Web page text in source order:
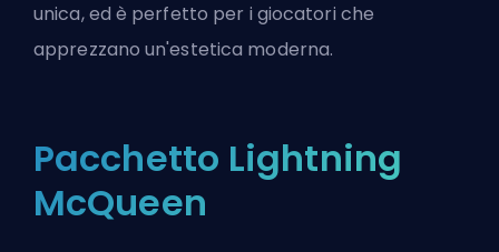
unica, ed è perfetto per i giocatori che
apprezzano un'estetica moderna.
Pacchetto Lightning
McQueen